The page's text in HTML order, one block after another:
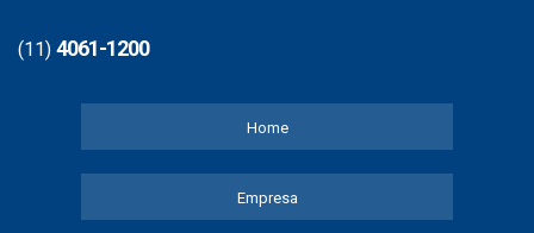
(11) 4061-1200
Home
Empresa